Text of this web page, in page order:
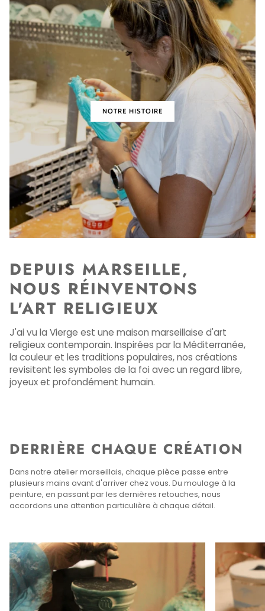
DEPUIS MARSEILLE,
NOUS RÉINVENTONS
L'ART RELIGIEUX
J'ai vu la Vierge est une maison marseillaise d'art
religieux contemporain. Inspirées par la Méditerranée,
la couleur et les traditions populaires, nos créations
revisitent les symboles de la foi avec un regard libre,
joyeux et profondément humain.
NOTRE HISTOIRE
DERRIÈRE CHAQUE CRÉATION
Dans notre atelier marseillais, chaque pièce passe entre
plusieurs mains avant d'arriver chez vous. Du moulage à la
peinture, en passant par les dernières retouches, nous
accordons une attention particulière à chaque détail.
Enfocar Enfocar